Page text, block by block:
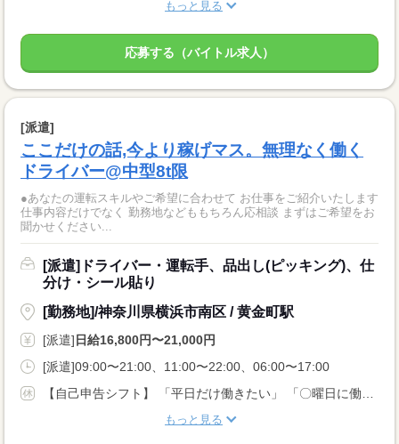
もっと見る
応募する（バイトル求人）
[派遣]
ここだけの話,今より稼げマス。無理なく働く
ドライバー@中型8t限
●あなたの運転スキルやご希望に合わせて お仕事をご紹介いたします
仕事内容だけでなく 勤務地などももちろん応相談 まずはご希望をお
聞かせください...
[派遣]ドライバー・運転手、品出し(ピッキング)、仕
分け・シール貼り
[勤務地]/神奈川県横浜市南区 / 黄金町駅
[派遣]日給16,800円〜21,000円
[派遣]09:00〜21:00、11:00〜22:00、06:00〜17:00
もっと見る